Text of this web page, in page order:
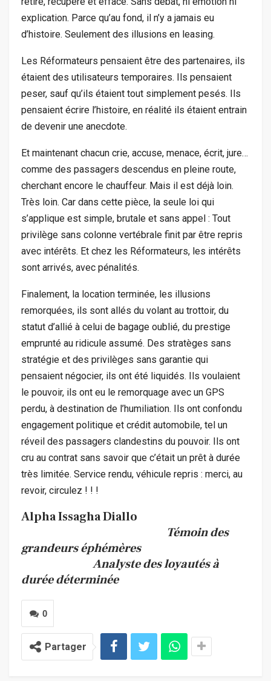
explication. Parce qu’au fond, il n’y a jamais eu
d’histoire. Seulement des illusions en leasing.
Les Réformateurs pensaient être des partenaires, ils
étaient des utilisateurs temporaires. Ils pensaient
peser, sauf qu’ils étaient tout simplement pesés. Ils
pensaient écrire l’histoire, en réalité ils étaient entrain
de devenir une anecdote.
Et maintenant chacun crie, accuse, menace, écrit, jure…
comme des passagers descendus en pleine route,
cherchant encore le chauffeur. Mais il est déjà loin.
Très loin. Car dans cette pièce, la seule loi qui
s’applique est simple, brutale et sans appel : Tout
privilège sans colonne vertébrale finit par être repris
avec intérêts. Et chez les Réformateurs, les intérêts
sont arrivés, avec pénalités.
Finalement, la location terminée, les illusions
remorquées, ils sont allés du volant au trottoir, du
statut d’allié à celui de bagage oublié, du prestige
emprunté au ridicule assumé. Des stratèges sans
stratégie et des privilèges sans garantie qui
pensaient négocier, ils ont été liquidés. Ils voulaient
le pouvoir, ils ont eu le remorquage avec un GPS
perdu, à destination de l’humiliation. Ils ont confondu
engagement politique et crédit automobile, tel un
réveil des passagers clandestins du pouvoir. Ils ont
cru au contrat sans savoir que c’était un prêt à durée
très limitée. Service rendu, véhicule repris : merci, au
revoir, circulez ! ! !
Alpha Issagha Diallo
Témoin des
grandeurs éphémères
Analyste des loyautés à
durée déterminée
0
Partager